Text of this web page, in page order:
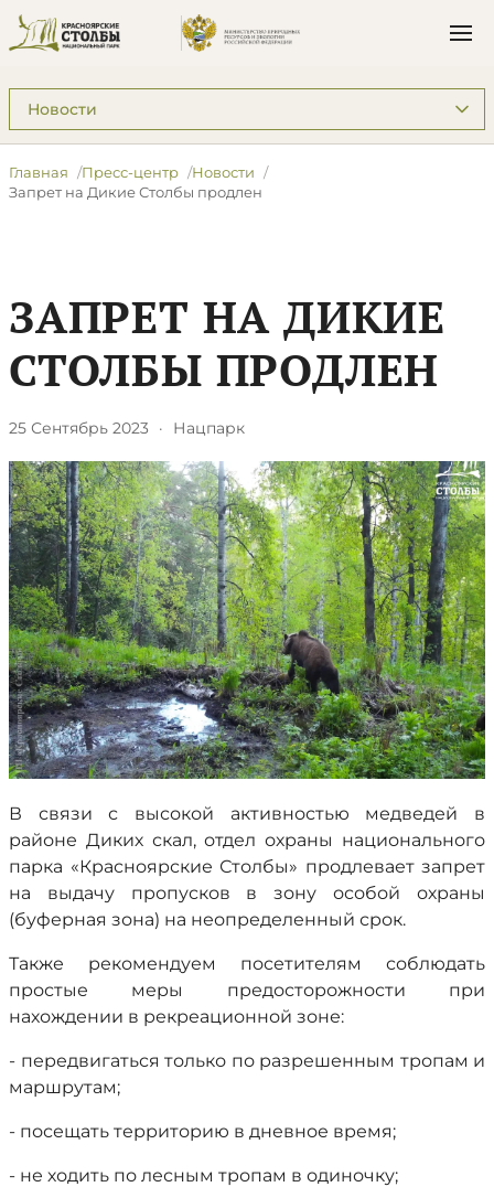
Подразделы: Пресс-центр
Главная Пресс-центр
Новости
Запрет на Дикие Столбы продлен
ЗАПРЕТ НА ДИКИЕ
СТОЛБЫ ПРОДЛЕН
25 Сентябрь 2023 · Нацпарк
В связи с высокой активностью медведей в
районе Диких скал, отдел охраны национального
парка «Красноярские Столбы» продлевает запрет
на выдачу пропусков в зону особой охраны
(буферная зона) на неопределенный срок.
Также рекомендуем посетителям соблюдать
простые меры предосторожности при
нахождении в рекреационной зоне:
- передвигаться только по разрешенным тропам и
маршрутам;
- посещать территорию в дневное время;
- не ходить по лесным тропам в одиночку;